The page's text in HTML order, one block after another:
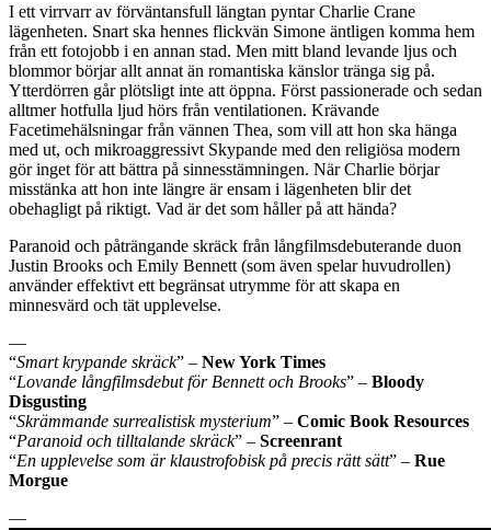
I ett virrvarr av förväntansfull längtan pyntar Charlie Crane
lägenheten. Snart ska hennes flickvän Simone äntligen komma hem
från ett fotojobb i en annan stad. Men mitt bland levande ljus och
blommor börjar allt annat än romantiska känslor tränga sig på.
Ytterdörren går plötsligt inte att öppna. Först passionerade och sedan
alltmer hotfulla ljud hörs från ventilationen. Krävande
Facetimehälsningar från vännen Thea, som vill att hon ska hänga
med ut, och mikroaggressivt Skypande med den religiösa modern
gör inget för att bättra på sinnesstämningen. När Charlie börjar
misstänka att hon inte längre är ensam i lägenheten blir det
obehagligt på riktigt. Vad är det som håller på att hända?
Paranoid och påträngande skräck från långfilmsdebuterande duon
Justin Brooks och Emily Bennett (som även spelar huvudrollen)
använder effektivt ett begränsat utrymme för att skapa en
minnesvärd och tät upplevelse.
—
“Smart krypande skräck” – New York Times
“Lovande långfilmsdebut för Bennett och Brooks” – Bloody
Disgusting
“Skrämmande surrealistisk mysterium” – Comic Book Resources
“Paranoid och tilltalande skräck” – Screenrant
“En upplevelse som är klaustrofobisk på precis rätt sätt” – Rue
Morgue
—